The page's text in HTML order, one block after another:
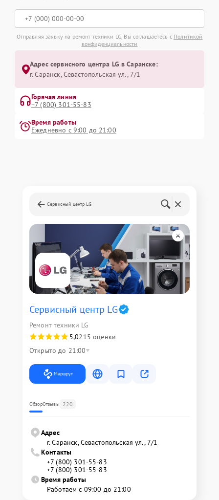
Отправляя заявку на ремонт техники LG, Вы соглашаетесь с Политикой
конфиденциальности
Адрес сервисного центра LG в Саранске:
г. Саранск, Севастопольская ул., 7/1
Горячая линия
+7 (800) 301-55-83
Время работы
Ежедневно с 9:00 до 21:00
Сервисный центр LG
Сервисный центр LG
Ремонт техники LG
5,0215 оценки
Открыто до 21:00
Маршрут
ОбзорОтзывы 220
Адрес
г. Саранск, Севастопольская ул., 7/1
Контакты
+7 (800) 301-55-83
+7 (800) 301-55-83
Время работы
Работаем с 09:00 до 21:00